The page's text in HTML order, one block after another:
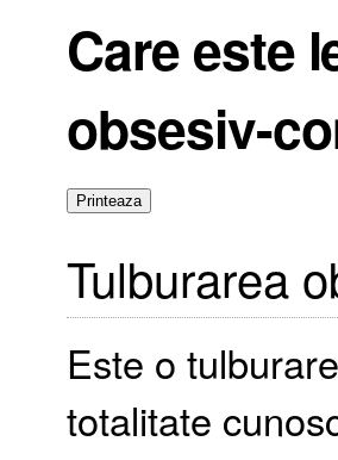
Care este
obsesiv-
Tulburarea
Este o
totalitate